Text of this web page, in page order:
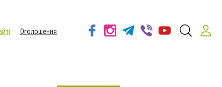
Оголошення